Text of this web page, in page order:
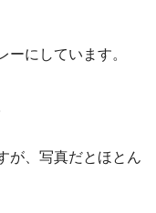
ーにしています。
が、写真だとほとん